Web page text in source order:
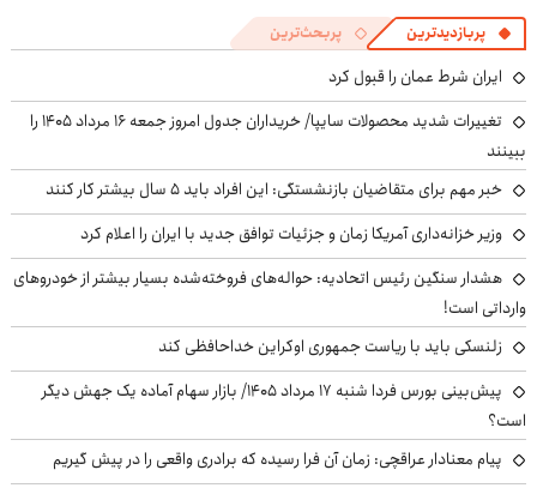
پربازدیدترین پربحث‌ترین
ایران شرط عمان را قبول کرد
تغییرات شدید محصولات سایپا/ خریداران جدول امروز جمعه ۱۶ مرداد ۱۴۰۵ را
ببینند
خبر مهم برای متقاضیان بازنشستگی: این افراد باید ۵ سال بیشتر کار کنند
وزیر خزانه‌داری آمریکا زمان و جزئیات توافق جدید با ایران را اعلام کرد
هشدار سنگین رئیس اتحادیه: حواله‌های فروخته‌شده بسیار بیشتر از خودروهای
وارداتی است!
زلنسکی باید با ریاست جمهوری اوکراین خداحافظی کند
پیش‌بینی بورس فردا شنبه ۱۷ مرداد ۱۴۰۵/ بازار سهام آماده یک جهش دیگر
است؟
پیام معنادار عراقچی: زمان آن فرا رسیده که برادری واقعی را در پیش گیریم